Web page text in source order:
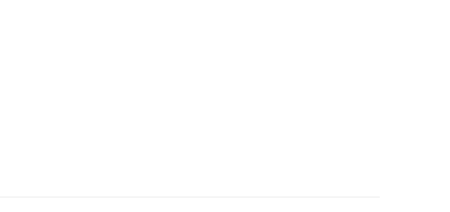
elegir en la página de producto